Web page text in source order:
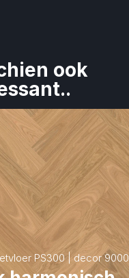
ook
PS300 | decor 9000